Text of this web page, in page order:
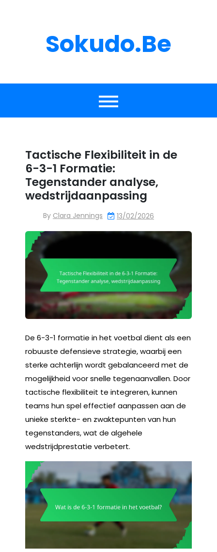
Sokudo.be
Tactische Flexibiliteit in de
6-3-1 Formatie:
Tegenstander analyse,
wedstrijdaanpassing
By Clara Jennings 13/02/2026
De 6-3-1 formatie in het voetbal dient als een
robuuste defensieve strategie, waarbij een
sterke achterlijn wordt gebalanceerd met de
mogelijkheid voor snelle tegenaanvallen. Door
tactische flexibiliteit te integreren, kunnen
teams hun spel effectief aanpassen aan de
unieke sterkte- en zwaktepunten van hun
tegenstanders, wat de algehele
wedstrijdprestatie verbetert.